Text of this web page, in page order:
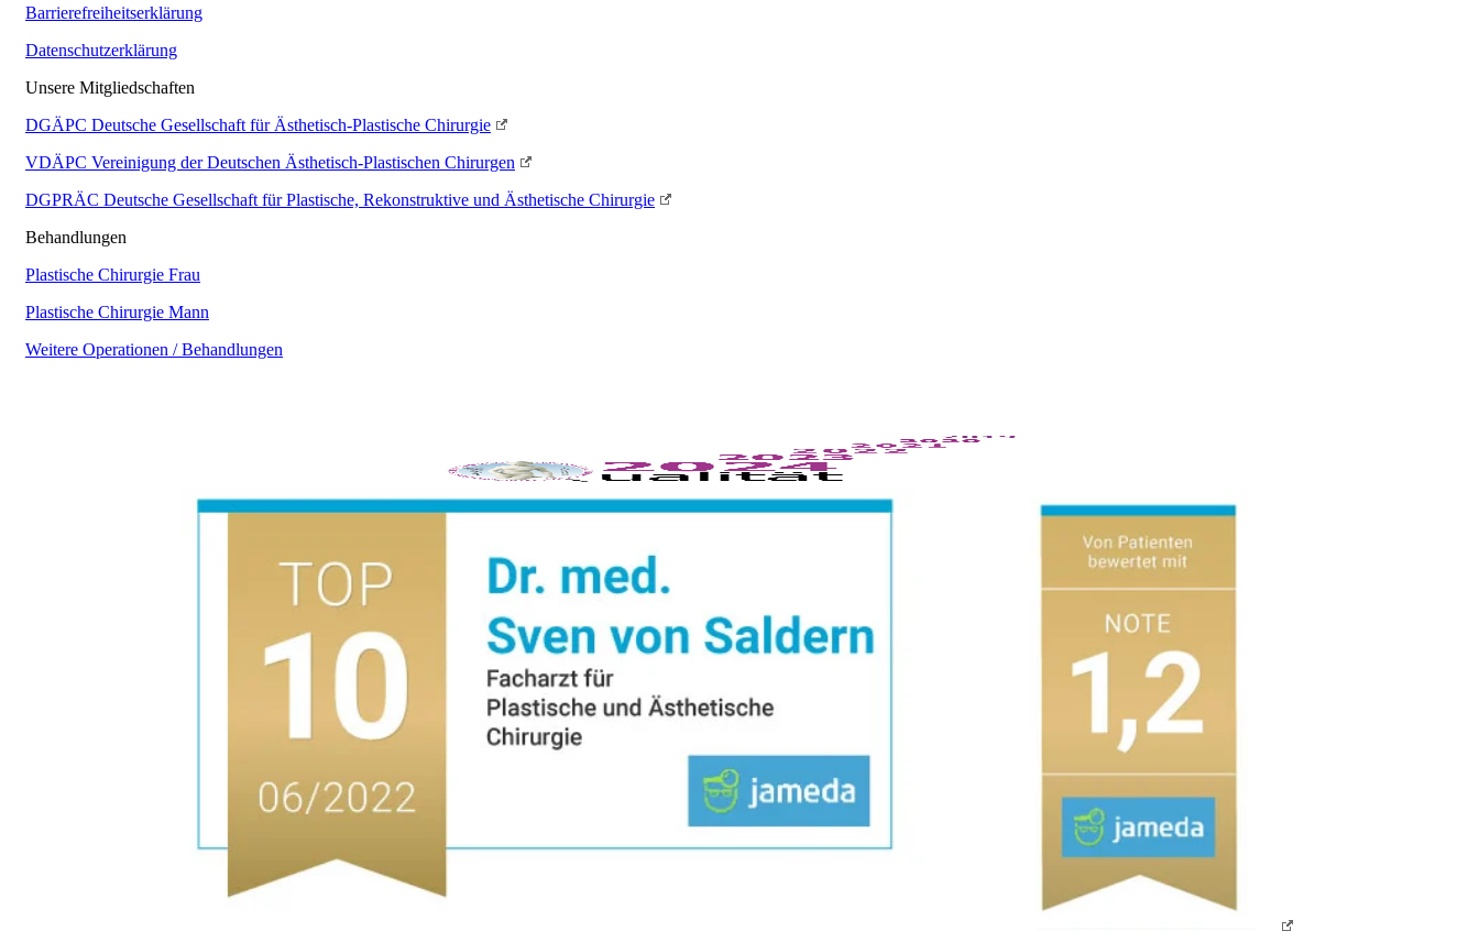
Barrierefreiheitserklärung
Datenschutzerklärung
Unsere Mitgliedschaften
DGÄPC Deutsche Gesellschaft für Ästhetisch-Plastische Chirurgie
VDÄPC Vereinigung der Deutschen Ästhetisch-Plastischen Chirurgen
DGPRÄC Deutsche Gesellschaft für Plastische, Rekonstruktive und Ästhetische Chirurgie
Behandlungen
Plastische Chirurgie Frau
Plastische Chirurgie Mann
Weitere Operationen / Behandlungen